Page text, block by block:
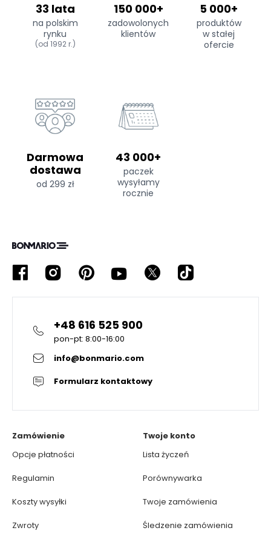
33 lata
na polskim
rynku
(od 1992 r.)
150 000+
zadowolonych
klientów
5 000+
produktów
w stałej
ofercie
Darmowa
dostawa
od 299 zł
43 000+
paczek
wysyłamy
rocznie
+48 616 525 900
pon-pt: 8:00-16:00
info@bonmario.com
Formularz kontaktowy
Zamówienie
Opcje płatności
Regulamin
Koszty wysyłki
Zwroty
Twoje konto
Lista życzeń
Porównywarka
Twoje zamówienia
Śledzenie zamówienia